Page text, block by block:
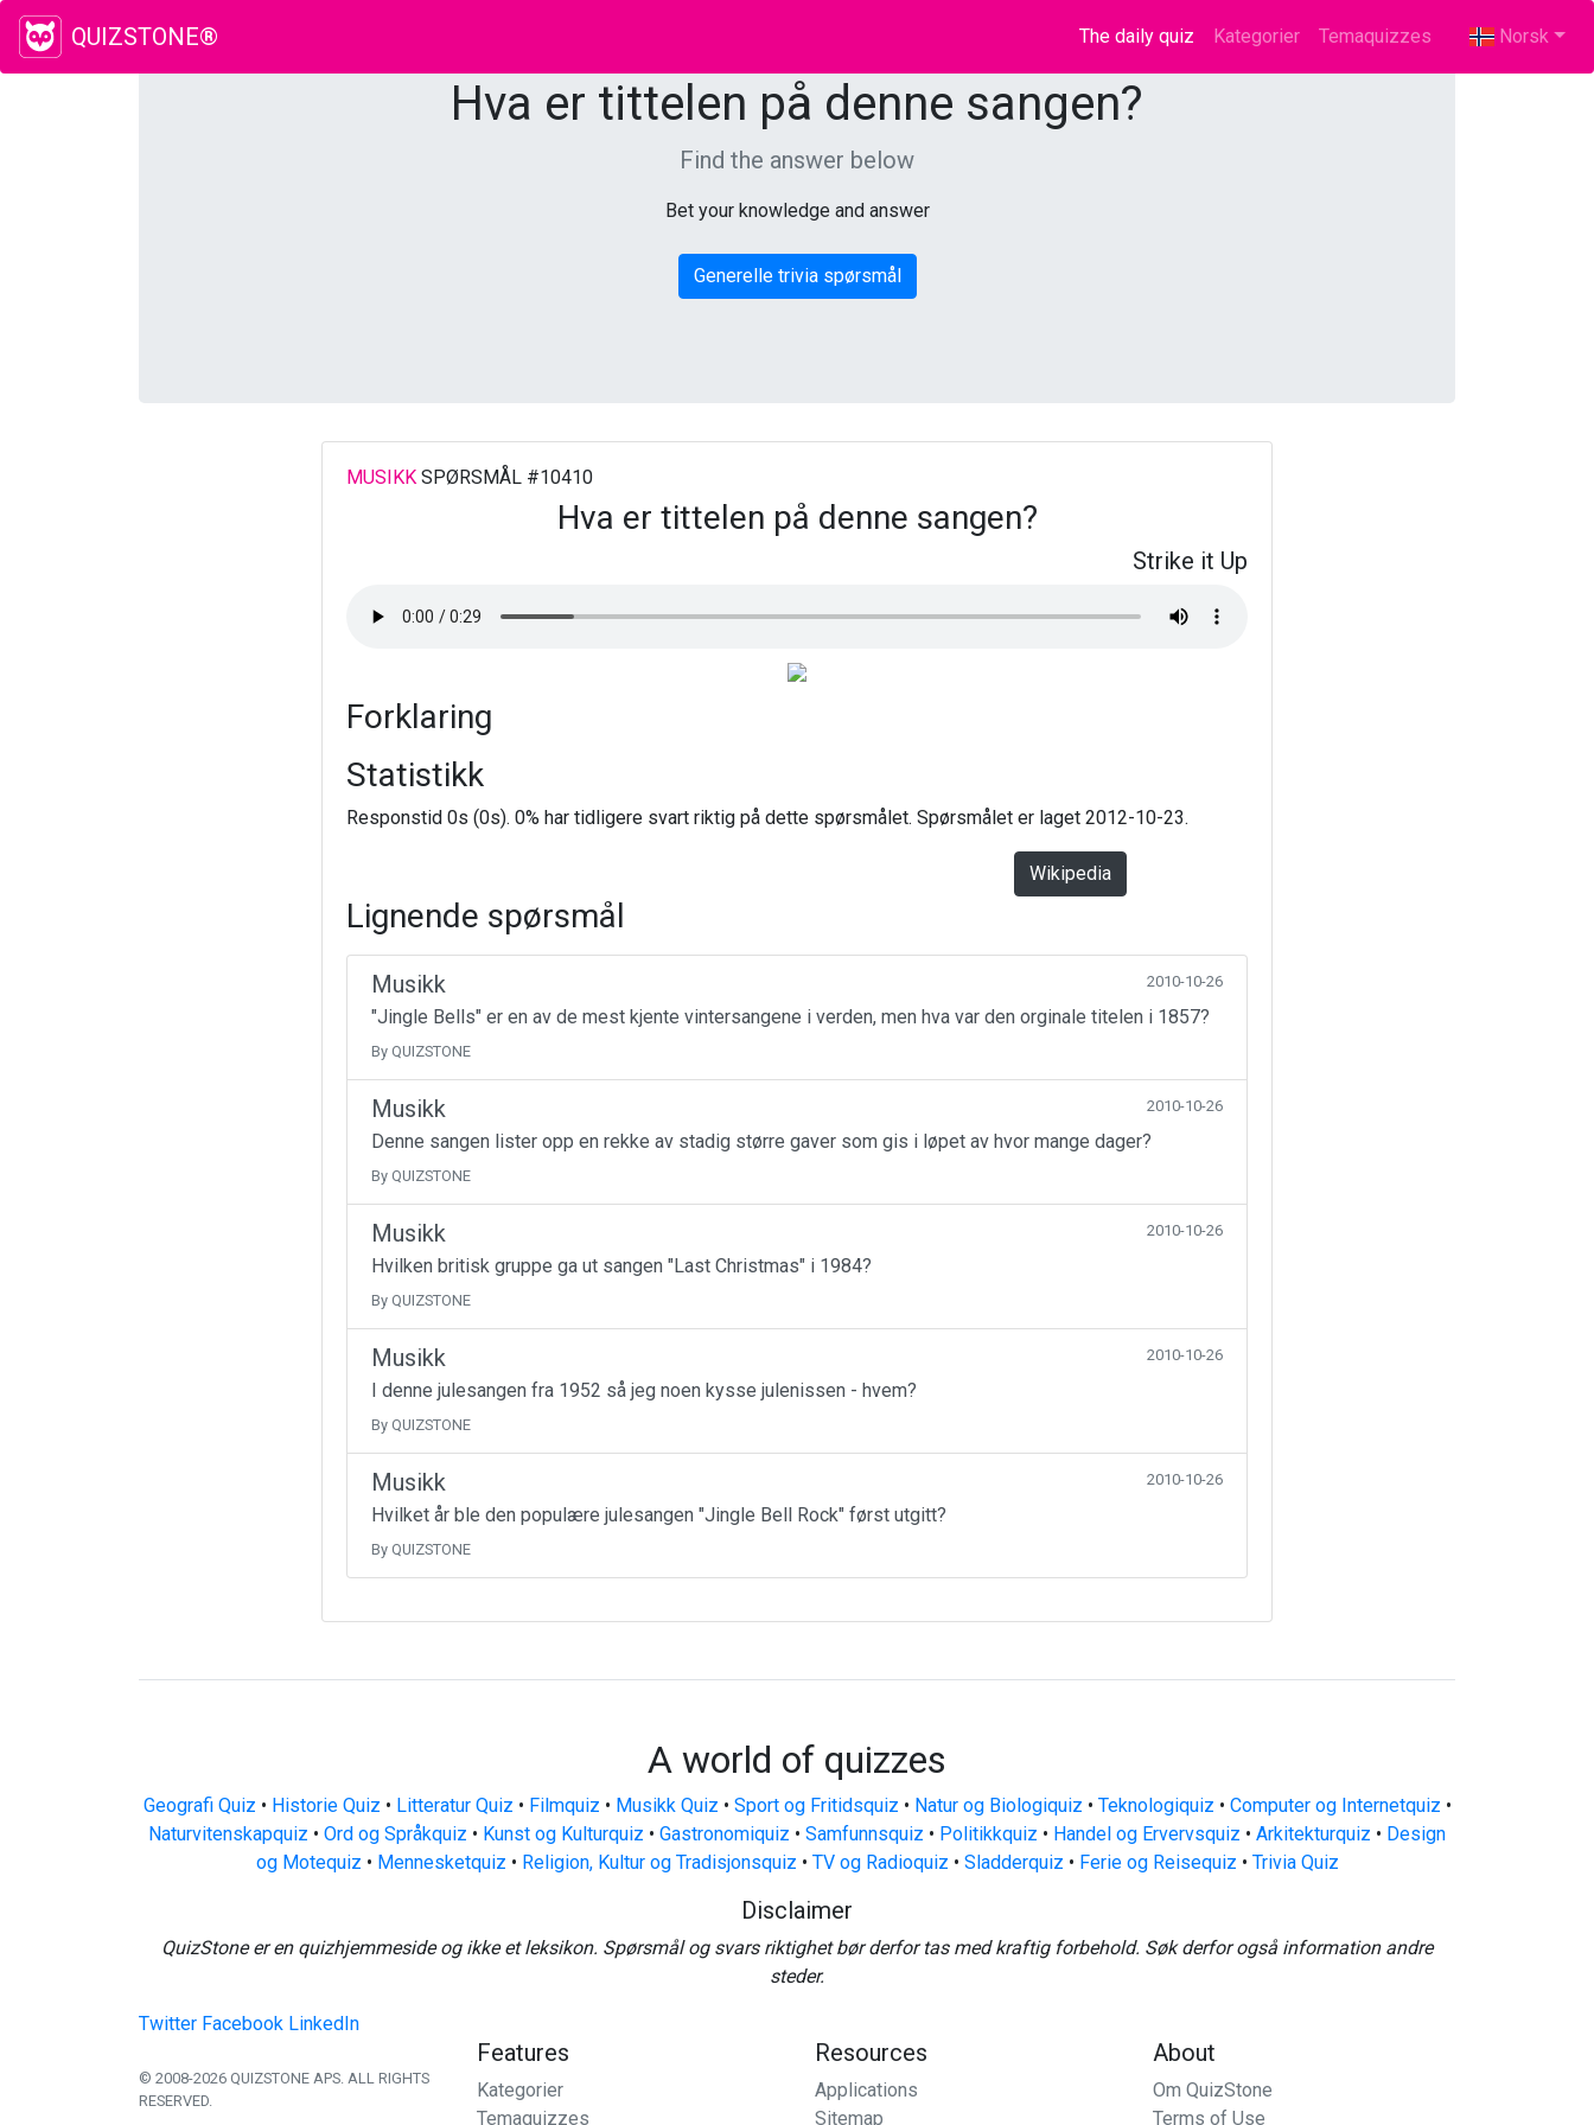
QUIZSTONE® The daily quiz (current)
Kategorier Temaquizzes Norsk
Hva er tittelen på denne sangen?
Find the answer below
Bet your knowledge and answer
Generelle trivia spørsmål
MUSIKKSPØRSMÅL #10410
Hva er tittelen på denne sangen?
Strike it Up
Forklaring
Statistikk
Responstid 0s (0s). 0% har tidligere svart riktig på dette spørsmålet. Spørsmålet er laget 2012-10-23.
Wikipedia
Lignende spørsmål
Musikk 2010-10-26
"Jingle Bells" er en av de mest kjente vintersangene i verden, men hva var den orginale titelen i 1857?
By QUIZSTONE
Musikk 2010-10-26
Denne sangen lister opp en rekke av stadig større gaver som gis i løpet av hvor mange dager?
By QUIZSTONE
Musikk 2010-10-26
Hvilken britisk gruppe ga ut sangen "Last Christmas" i 1984?
By QUIZSTONE
Musikk 2010-10-26
I denne julesangen fra 1952 så jeg noen kysse julenissen - hvem?
By QUIZSTONE
Musikk 2010-10-26
Hvilket år ble den populære julesangen "Jingle Bell Rock" først utgitt?
By QUIZSTONE
A world of quizzes
Geografi Quiz • Historie Quiz • Litteratur Quiz • Filmquiz • Musikk Quiz • Sport og Fritidsquiz • Natur og Biologiquiz • Teknologiquiz • Computer og Internetquiz •
Naturvitenskapquiz • Ord og Språkquiz • Kunst og Kulturquiz • Gastronomiquiz • Samfunnsquiz • Politikkquiz • Handel og Ervervsquiz • Arkitekturquiz • Design
og Motequiz • Mennesketquiz • Religion, Kultur og Tradisjonsquiz • TV og Radioquiz • Sladderquiz • Ferie og Reisequiz • Trivia Quiz
Disclaimer
QuizStone er en quizhjemmeside og ikke et leksikon. Spørsmål og svars riktighet bør derfor tas med kraftig forbehold. Søk derfor også information andre
steder.
Twitter Facebook LinkedIn
© 2008-2026 QUIZSTONE APS. ALL RIGHTS
RESERVED.
Features
Kategorier
Temaquizzes
Resources
Applications
Sitemap
About
Om QuizStone
Terms of Use